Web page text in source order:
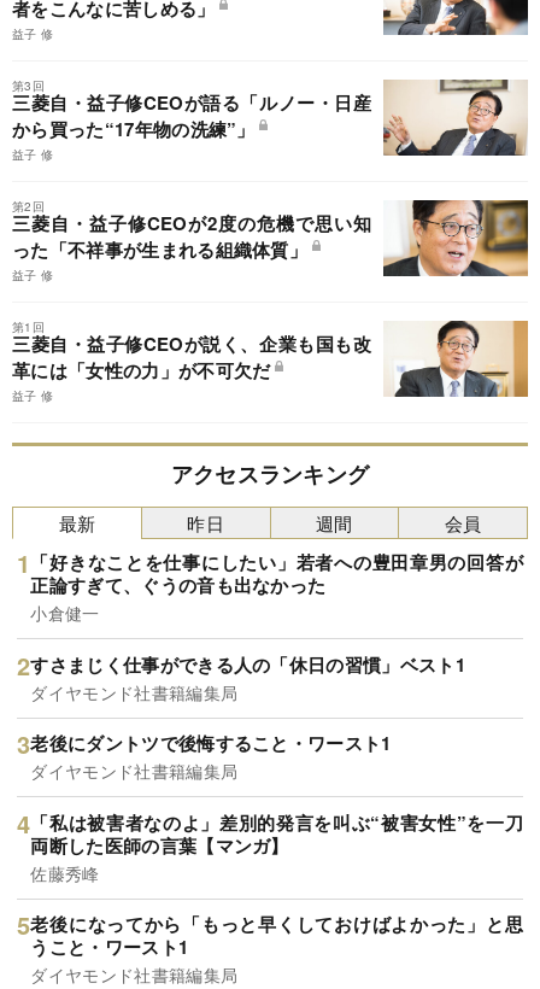
者をこんなに苦しめる」
益子 修
第3回
三菱自・益子修CEOが語る「ルノー・日産
から買った“17年物の洗練”」
益子 修
第2回
三菱自・益子修CEOが2度の危機で思い知
った「不祥事が生まれる組織体質」
益子 修
第1回
三菱自・益子修CEOが説く、企業も国も改
革には「女性の力」が不可欠だ
益子 修
アクセスランキング
最新
「好きなことを仕事にしたい」若者への豊田章男の回答が
正論すぎて、ぐうの音も出なかった
小倉健一
すさまじく仕事ができる人の「休日の習慣」ベスト1
ダイヤモンド社書籍編集局
老後にダントツで後悔すること・ワースト1
ダイヤモンド社書籍編集局
「私は被害者なのよ」差別的発言を叫ぶ“被害女性”を一刀
両断した医師の言葉【マンガ】
佐藤秀峰
老後になってから「もっと早くしておけばよかった」と思
うこと・ワースト1
ダイヤモンド社書籍編集局
昨日 週間 会員